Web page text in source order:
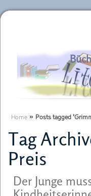
Home » Posts tagged
Tag
Preis
Der Junge